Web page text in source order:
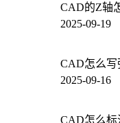
CAD的Z轴
2025-09-19
CAD怎么写
2025-09-16
CAD怎么